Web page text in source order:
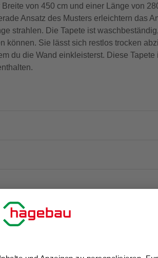
von 450 cm und einer Länge von
Ansatz des Musters erleichtern das
strahlen. Die Tapete ist
können. Sie lässt sich restlos trocken
du die Wand einkleisterst. Diese Tapete